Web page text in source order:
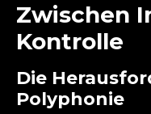
Zwischen
Kontrolle
Die
Polyphonie